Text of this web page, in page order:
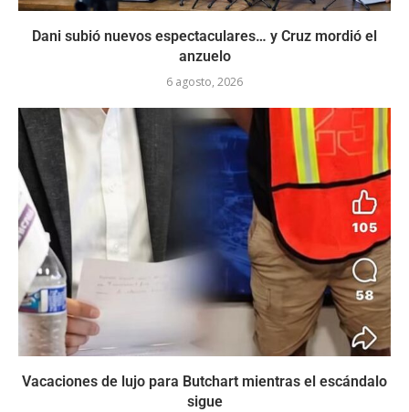
Dani subió nuevos espectaculares… y Cruz mordió el
anzuelo
6 agosto, 2026
Vacaciones de lujo para Butchart mientras el escándalo
sigue